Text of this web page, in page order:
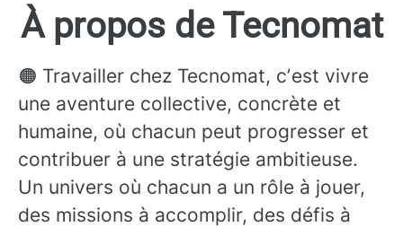
À propos de Tecnomat
🟠 Travailler chez Tecnomat, cʼest vivre
une aventure collective, concrète et
humaine, où chacun peut progresser et
contribuer à une stratégie ambitieuse.
Un univers où chacun a un rôle à jouer,
des missions à accomplir, des défis à